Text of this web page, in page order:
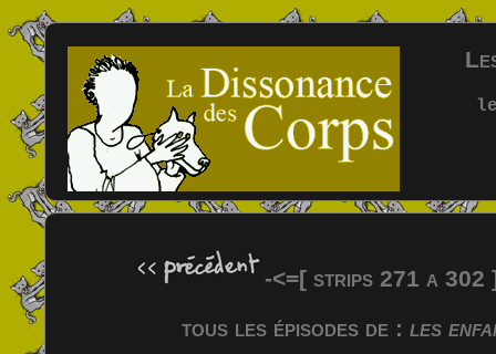
-<=[ strips 271 a 302
tous les épisodes de : les